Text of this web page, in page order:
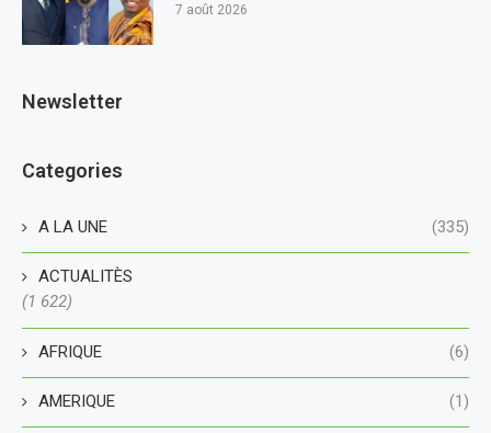
7 août 2026
Newsletter
Categories
A LA UNE (335)
ACTUALITÈS
(1 622)
AFRIQUE (6)
AMERIQUE (1)